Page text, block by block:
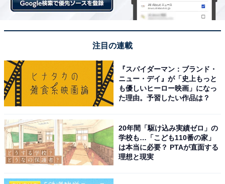
注目の連載
『スパイダーマン：ブランド・
ニュー・デイ』が「史上もっと
も優しいヒーロー映画」になっ
た理由。予習したい作品は？
20年間「駆け込み実績ゼロ」の
学校も…「こども110番の家」
は本当に必要？ PTAが直面する
理想と現実